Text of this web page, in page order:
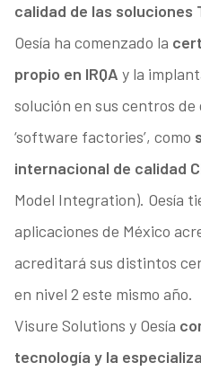
calidad de las soluciones
Oesía ha comenzado la
propio en IRQA y la
solución en sus centros
‘software factories’, como
internacional de calidad
Model Integration). Oesía
aplicaciones de México
acreditará sus distintos
en nivel 2 este mismo año.
Visure Solutions y Oesía
tecnología y la